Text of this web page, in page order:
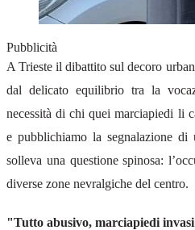
Pubblicità
A Trieste il dibattito sul decoro
dal delicato equilibrio tra la
necessità di chi quei marciapiedi li
e pubblichiamo la segnalazione
solleva una questione spinosa:
diverse zone nevralgiche del centro.
"Tutto abusivo, marciapiedi